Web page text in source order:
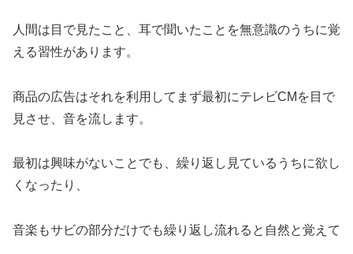
人間は目で見たこと、耳で聞いたことを無意識のうちに覚
える習性があります。
商品の広告はそれを利用してまず最初にテレビCMを目で
見させ、音を流します。
最初は興味がないことでも、繰り返し見ているうちに欲し
くなったり、
音楽もサビの部分だけでも繰り返し流れると自然と覚えて